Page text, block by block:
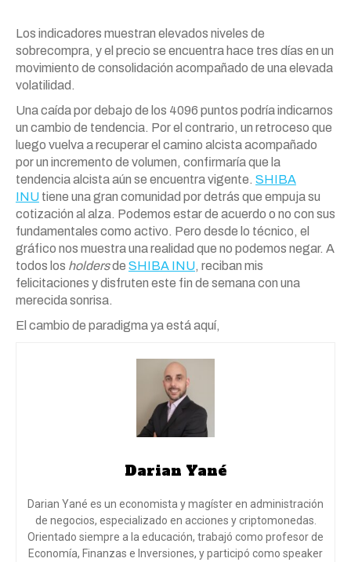
Los indicadores muestran elevados niveles de
sobrecompra, y el precio se encuentra hace tres días en un
movimiento de consolidación acompañado de una elevada
volatilidad.
Una caída por debajo de los 4096 puntos podría indicarnos
un cambio de tendencia. Por el contrario, un retroceso que
luego vuelva a recuperar el camino alcista acompañado
por un incremento de volumen, confirmaría que la
tendencia alcista aún se encuentra vigente. SHIBA
INU tiene una gran comunidad por detrás que empuja su
cotización al alza. Podemos estar de acuerdo o no con sus
fundamentales como activo. Pero desde lo técnico, el
gráfico nos muestra una realidad que no podemos negar. A
todos los holdersde SHIBA INU, reciban mis
felicitaciones y disfruten este fin de semana con una
merecida sonrisa.
El cambio de paradigma ya está aquí,
Darian Yané
Darian Yané es un economista y magíster en administración
de negocios, especializado en acciones y criptomonedas.
Orientado siempre a la educación, trabajó como profesor de
Economía, Finanzas e Inversiones, y participó como speaker